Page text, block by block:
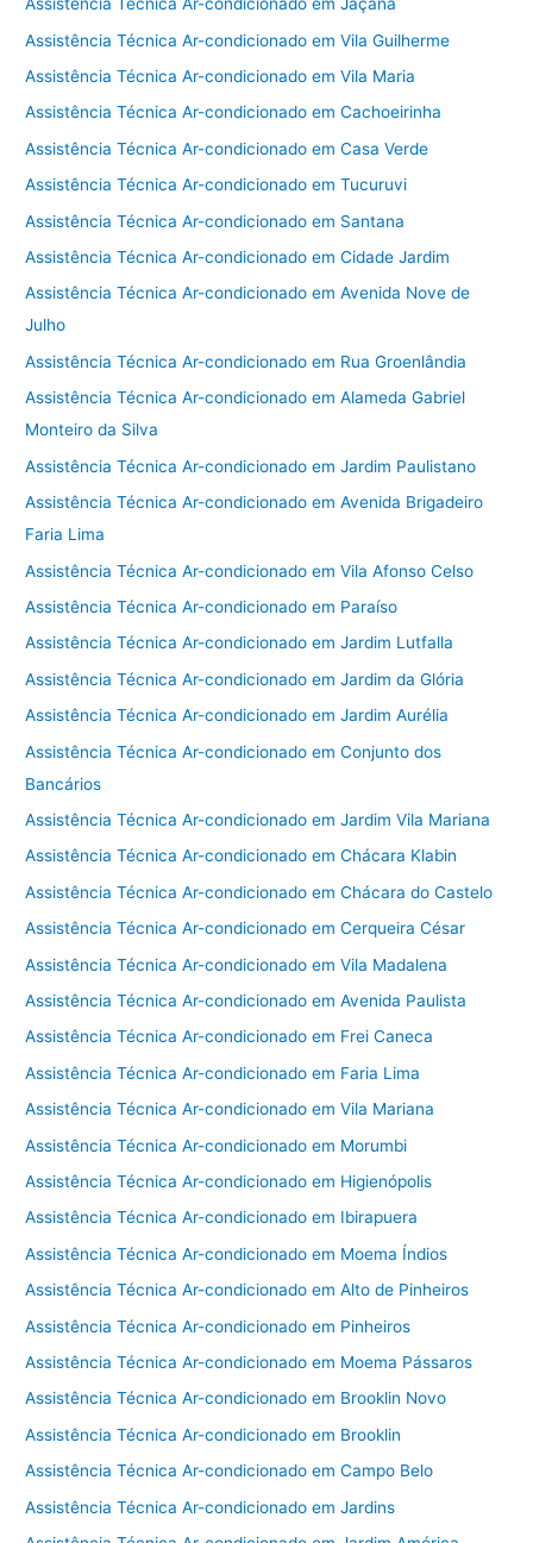
Assistência Técnica Ar-condicionado em Jaçanã
Assistência Técnica Ar-condicionado em Vila Guilherme
Assistência Técnica Ar-condicionado em Vila Maria
Assistência Técnica Ar-condicionado em Cachoeirinha
Assistência Técnica Ar-condicionado em Casa Verde
Assistência Técnica Ar-condicionado em Tucuruvi
Assistência Técnica Ar-condicionado em Santana
Assistência Técnica Ar-condicionado em Cidade Jardim
Assistência Técnica Ar-condicionado em Avenida Nove de
Julho
Assistência Técnica Ar-condicionado em Rua Groenlândia
Assistência Técnica Ar-condicionado em Alameda Gabriel
Monteiro da Silva
Assistência Técnica Ar-condicionado em Jardim Paulistano
Assistência Técnica Ar-condicionado em Avenida Brigadeiro
Faria Lima
Assistência Técnica Ar-condicionado em Vila Afonso Celso
Assistência Técnica Ar-condicionado em Paraíso
Assistência Técnica Ar-condicionado em Jardim Lutfalla
Assistência Técnica Ar-condicionado em Jardim da Glória
Assistência Técnica Ar-condicionado em Jardim Aurélia
Assistência Técnica Ar-condicionado em Conjunto dos
Bancários
Assistência Técnica Ar-condicionado em Jardim Vila Mariana
Assistência Técnica Ar-condicionado em Chácara Klabin
Assistência Técnica Ar-condicionado em Chácara do Castelo
Assistência Técnica Ar-condicionado em Cerqueira César
Assistência Técnica Ar-condicionado em Vila Madalena
Assistência Técnica Ar-condicionado em Avenida Paulista
Assistência Técnica Ar-condicionado em Frei Caneca
Assistência Técnica Ar-condicionado em Faria Lima
Assistência Técnica Ar-condicionado em Vila Mariana
Assistência Técnica Ar-condicionado em Morumbi
Assistência Técnica Ar-condicionado em Higienópolis
Assistência Técnica Ar-condicionado em Ibirapuera
Assistência Técnica Ar-condicionado em Moema Índios
Assistência Técnica Ar-condicionado em Alto de Pinheiros
Assistência Técnica Ar-condicionado em Pinheiros
Assistência Técnica Ar-condicionado em Moema Pássaros
Assistência Técnica Ar-condicionado em Brooklin Novo
Assistência Técnica Ar-condicionado em Brooklin
Assistência Técnica Ar-condicionado em Campo Belo
Assistência Técnica Ar-condicionado em Jardins